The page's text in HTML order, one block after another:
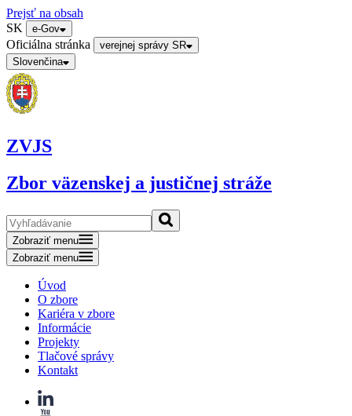
Prejsť na obsah
SK
e-Gov
Oficiálna stránka
verejnej správy SR
Slovenčina
ZVJS
Zbor väzenskej a justičnej stráže
Zobraziť menu
Zobraziť menu
Úvod
O zbore
Kariéra v zbore
Informácie
Projekty
Tlačové správy
Kontakt